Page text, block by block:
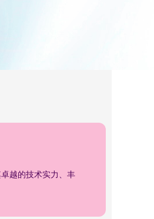
越的技术实力、丰